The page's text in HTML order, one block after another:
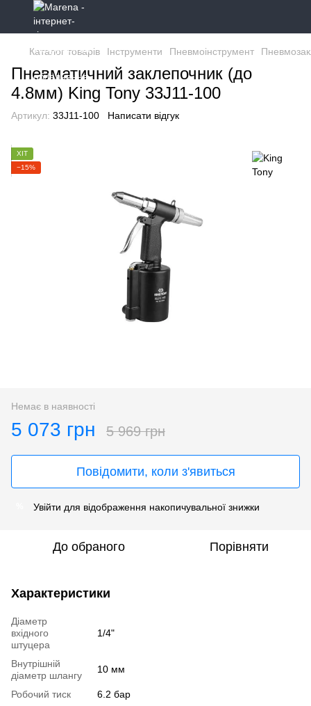
Каталог товарів Інструменти Пневмоінструмент
Пневматичний заклепочник (до
4.8мм) King Tony 33J11-100
Артикул: 33J11-100 Написати відгук
ХІТ
−15%
Немає в наявності
5 073 грн 5 969 грн
Повідомити, коли з'явиться
Увійти для відображення накопичувальної знижки
До обраного Порівняти
Характеристики
Діаметр
вхідного
штуцера
1/4"
Внутрішній
діаметр шлангу
10 мм
Робочий тиск
6.2 бар